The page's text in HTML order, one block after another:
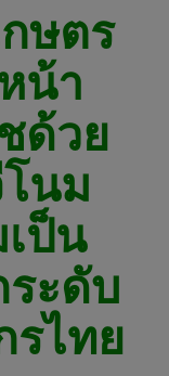
ษตร
น้า
ด้วย
นม
ป็น
ะดับ
รไทย